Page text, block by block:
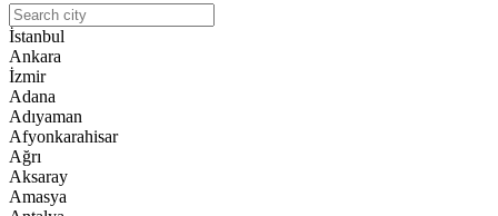
İstanbul
Ankara
İzmir
Adana
Adıyaman
Afyonkarahisar
Ağrı
Aksaray
Amasya